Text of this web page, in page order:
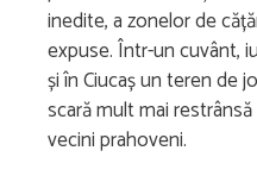
inedite, a zonelor de
expuse. Într-un cuvânt,
și în Ciucaș un teren de
scară mult mai
vecini prahoveni.